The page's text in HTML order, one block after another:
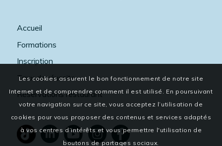
Accueil
Formations
Inscription
Taux de réussite
Réservations restaurant
Les cookies assurent le bon fonctionnement de notre site
Internet et de comprendre comment il est utilisé. En poursuivant
votre navigation sur ce site, vous acceptez l’utilisation de
cookies pour vous proposer des contenus et services adaptés
à vos centres d’intérêts et vous permettre l'utilisation de
boutons de partages sociaux.